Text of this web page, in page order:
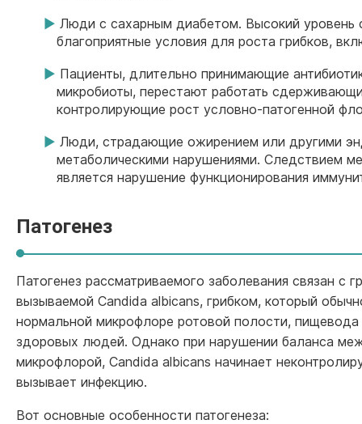
Люди с сахарным диабетом. Высокий уровень
благоприятные условия для роста грибков,
Пациенты, длительно принимающие
микробиоты, перестают работать
контролирующие рост условно-патогенной
Люди, страдающие ожирением или другими
метаболическими нарушениями. Следствием
является нарушение функционирования
Патогенез
Патогенез рассматриваемого заболевания связан с
вызываемой Candida albicans, грибком, который
нормальной микрофлоре ротовой полости,
здоровых людей. Однако при нарушении баланса
микрофлорой, Candida albicans начинает
вызывает инфекцию.
Вот основные особенности патогенеза: